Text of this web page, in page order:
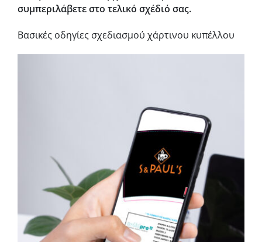
συμπεριλάβετε στο τελικό σχέδιό σας.
Βασικές οδηγίες σχεδιασμού χάρτινου κυπέλλου